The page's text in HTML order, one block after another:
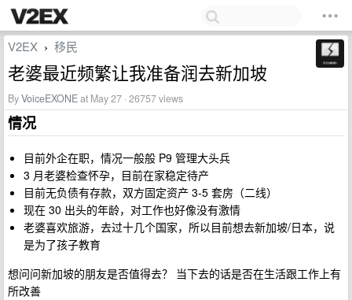
V2EX › 移民
老婆最近频繁让我准备润去新加坡
ByVoiceEXONEat May 27 · 26757 views
情况
目前外企在职，情况一般般 P9 管理大头兵
3 月老婆检查怀孕，目前在家稳定待产
目前无负债有存款，双方固定资产 3-5 套房（二线）
现在 30 出头的年龄，对工作也好像没有激情
老婆喜欢旅游，去过十几个国家，所以目前想去新加坡/日本，说
是为了孩子教育
想问问新加坡的朋友是否值得去？ 当下去的话是否在生活跟工作上有
所改善